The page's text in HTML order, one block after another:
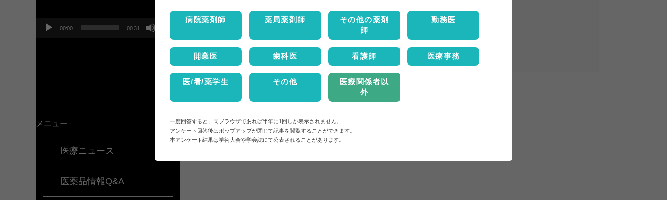
00:00 00:31
メニュー
医療ニュース
医薬品情報Q&A
病院薬剤師 薬局薬剤師
その他の薬剤
師
勤務医
開業医 歯科医 看護師 医療事務
医/看/薬学生 その他
医療関係者以
外
一度回答すると、同ブラウザであれば半年に1回しか表示されません。
アンケート回答後はポップアップが閉じて記事を閲覧することができます。
本アンケート結果は学術大会や学会誌にて公表されることがあります。